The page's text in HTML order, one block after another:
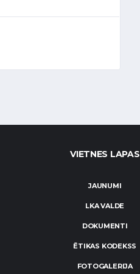
VIETNES LAPAS
JAUNUMI
LKA VALDE
DOKUMENTI
ĒTIKAS KODEKSS
FOTOGALERIJA